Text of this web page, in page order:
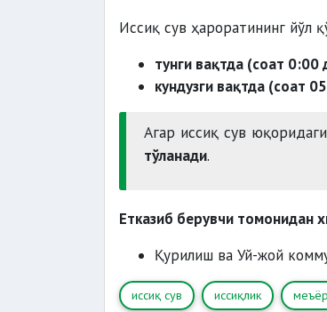
Иссиқ сув ҳароратининг йўл
тунги вақтда (соат
кундузги вақтда (соат
Агар иссиқ сув
тўланади.
Етказиб берувчи томонидан
Қурилиш ва Уй-жой
иссиқ сув иссиқлик меъёр